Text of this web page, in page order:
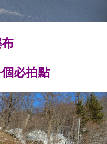
必拍點